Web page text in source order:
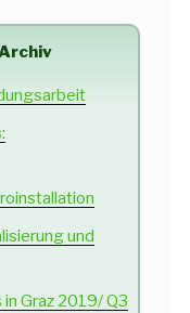
und
Graz 2019/ Q3